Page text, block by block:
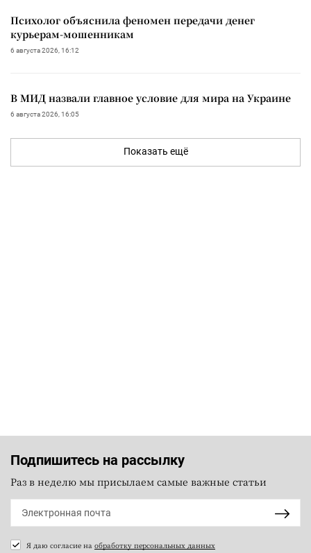
Психолог объяснила феномен передачи денег
курьерам-мошенникам
6 августа 2026, 16:12
В МИД назвали главное условие для мира на Украине
6 августа 2026, 16:05
Показать ещё
Подпишитесь на рассылку
Раз в неделю мы присылаем самые важные статьи
Я даю согласие на обработку персональных данных